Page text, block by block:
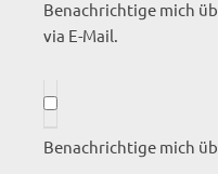
Benachrichtige mich
via E-Mail.
Benachrichtige mich